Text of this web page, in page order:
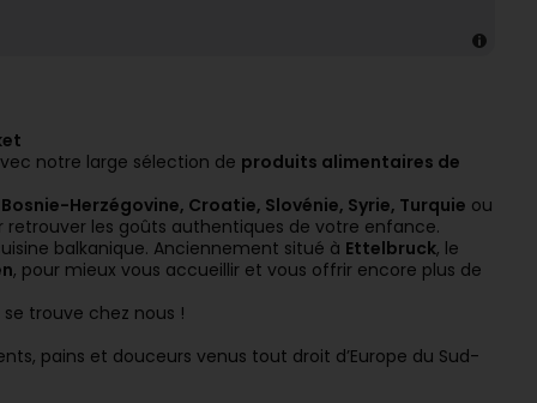
notre large sélection de produits alimentaires de
Herzégovine, Croatie, Slovénie, Syrie, Turquie ou
retrouver les goûts authentiques de votre enfance.
balkanique. Anciennement situé à Ettelbruck, le
, pour mieux vous accueillir et vous offrir encore plus de
se trouve chez nous !
pains et douceurs venus tout droit d’Europe du Sud-